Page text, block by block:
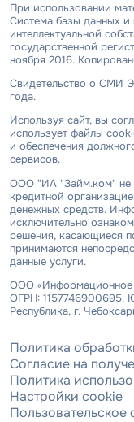
При использовании
Система базы данных
интеллектуальной
государственной
ноября 2016.
Свидетельство о СМИ
года.
Используя сайт, вы
использует файлы
и обеспечения
сервисов.
ООО "ИА "Займ.ком" не
кредитной
денежных средств.
исключительно
решения, касающиеся
принимаются
данные услуги.
ООО «Информационное
ОГРН: 1157746900695.
Республика, г.
Политика
Согласие на
Политика
Настройки cookie
Пользовательское